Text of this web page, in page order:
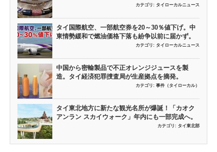
カテゴリ: タイローカルニュース
タイ国際航空、一部航空券を20～30％値下げ。中
東情勢緩和で燃油価格下落も紛争以前に届かず。
カテゴリ: タイローカルニュース
中国から密輸製品で不正オレンジジュースを製
造。タイ経済犯罪捜査局が生産拠点を摘発。
カテゴリ: 事件（タイローカル）
タイ東北地方に新たな観光名所が爆誕！「カオク
アンラン スカイウォーク」年内にも一部完成へ。
カテゴリ: タイ東北部